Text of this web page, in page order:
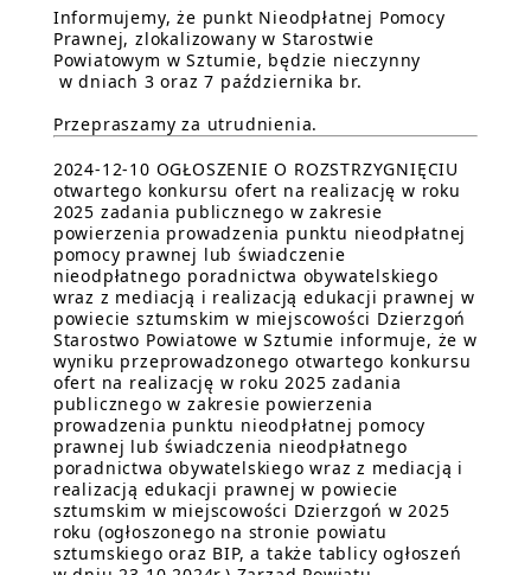
Informujemy, że punkt Nieodpłatnej Pomocy
Prawnej, zlokalizowany w Starostwie
Powiatowym w Sztumie, będzie nieczynny
w dniach 3 oraz 7 października br.
Przepraszamy za utrudnienia.
2024-12-10 OGŁOSZENIE O ROZSTRZYGNIĘCIU
otwartego konkursu ofert na realizację w roku
2025 zadania publicznego w zakresie
powierzenia prowadzenia punktu nieodpłatnej
pomocy prawnej lub świadczenie
nieodpłatnego poradnictwa obywatelskiego
wraz z mediacją i realizacją edukacji prawnej w
powiecie sztumskim w miejscowości Dzierzgoń
Starostwo Powiatowe w Sztumie informuje, że w
wyniku przeprowadzonego otwartego konkursu
ofert na realizację w roku 2025 zadania
publicznego w zakresie powierzenia
prowadzenia punktu nieodpłatnej pomocy
prawnej lub świadczenia nieodpłatnego
poradnictwa obywatelskiego wraz z mediacją i
realizacją edukacji prawnej w powiecie
sztumskim w miejscowości Dzierzgoń w 2025
roku (ogłoszonego na stronie powiatu
sztumskiego oraz BIP, a także tablicy ogłoszeń